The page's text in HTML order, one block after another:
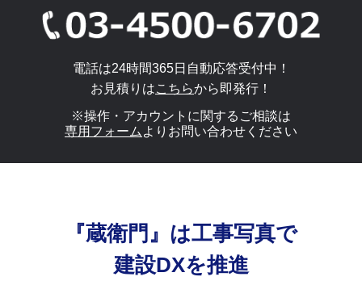
電話は24時間365日自動応答受付中！
お見積りはこちらから即発行！
※操作・アカウントに関するご相談は
専用フォーム よりお問い合わせください
『蔵衛門』は工事写真で
建設DXを推進